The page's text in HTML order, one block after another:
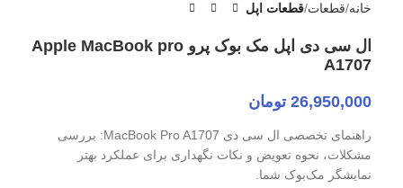
خانه قطعات قطعات اپل
ال سی دی اپل مک بوک پرو Apple MacBook pro
A1707
26,950,000 تومان
راهنمای تخصصی ال ‌سی ‌دی MacBook Pro A1707: بررسی
مشکلات، نحوه تعویض و نکات نگهداری برای عملکرد بهتر
نمایشگر مک‌بوک شما.